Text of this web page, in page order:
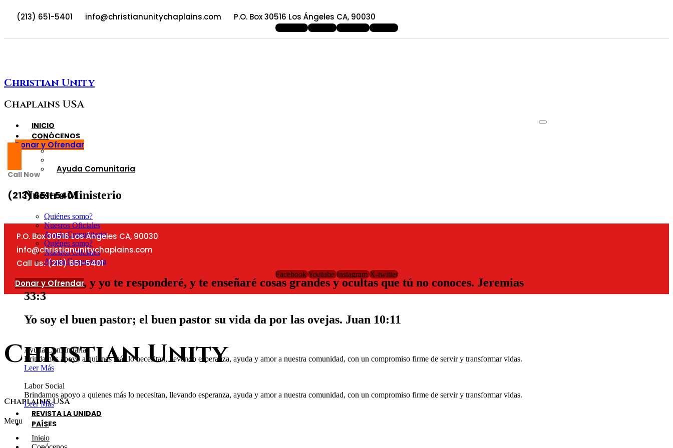
(213) 651-5401 info@christianunitychaplains.com P.O. Box 30516 Los Ángeles CA, 90030
Facebook Youtube Instagram X-twitter
Christian Unity
Chaplains USA
INICIO
CONÓCENOS
Quiénes somo?
Ayuda Comunitaria
Nuestro Ministerio
Quiénes somo?
Nuesros Oficiales
Ayuda Comunitaria
Quiénes somo?
Nuesros Oficiales
Ayuda Comunitaria
Clama a mí, y yo te responderé, y te enseñaré cosas grandes y ocultas que tú no conoces. Jeremias
33:3
Yo soy el buen pastor; el buen pastor su vida da por las ovejas. Juan 10:11
Ayuda Comunitaria
Brindamos apoyo a quienes más lo necesitan, llevando esperanza, ayuda y amor a nuestra comunidad, con un compromiso firme de servir y transformar vidas.
Leer Más
Labor Social
Brindamos apoyo a quienes más lo necesitan, llevando esperanza, ayuda y amor a nuestra comunidad, con un compromiso firme de servir y transformar vidas.
Leer Más
REVISTA LA UNIDAD
PAÍSES
Donar y Ofrendar
Call Now
(213) 651-5401
P.O. Box 30516 Los Ángeles CA, 90030
info@christianunitychaplains.com
Call us: (213) 651-5401
FacebookYoutube Instagram X-twitter
Donar y Ofrendar
Christian Unity
Chaplains USA
Menu
Inicio